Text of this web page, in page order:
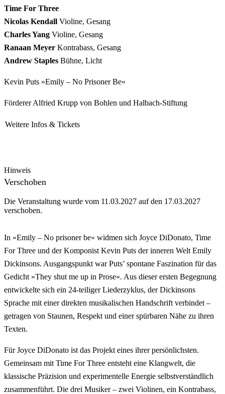
Time For Three
Nicolas Kendall Violine, Gesang
Charles Yang Violine, Gesang
Ranaan Meyer Kontrabass, Gesang
Andrew Staples Bühne, Licht
Kevin Puts »Emily – No Prisoner Be«
Förderer Alfried Krupp von Bohlen und Halbach-Stiftung
Weitere Infos & Tickets
Hinweis
Verschoben
Die Veranstaltung wurde vom 11.03.2027 auf den 17.03.2027
verschoben.
In »Emily – No prisoner be« widmen sich Joyce DiDonato, Time
For Three und der Komponist Kevin Puts der inneren Welt Emily
Dickinsons. Ausgangspunkt war Puts’ spontane Faszination für das
Gedicht »They shut me up in Prose«. Aus dieser ersten Begegnung
entwickelte sich ein 24-teiliger Liederzyklus, der Dickinsons
Sprache mit einer direkten musikalischen Handschrift verbindet –
getragen von Staunen, Respekt und einer spürbaren Nähe zu ihren
Texten.
Für Joyce DiDonato ist das Projekt eines ihrer persönlichsten.
Gemeinsam mit Time For Three entsteht eine Klangwelt, die
klassische Präzision und experimentelle Energie selbstverständlich
zusammenführt. Die drei Musiker – zwei Violinen, ein Kontrabass,